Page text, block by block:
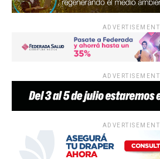
ADVERTISEMENT
ADVERTISEMENT
ADVERTISEMENT